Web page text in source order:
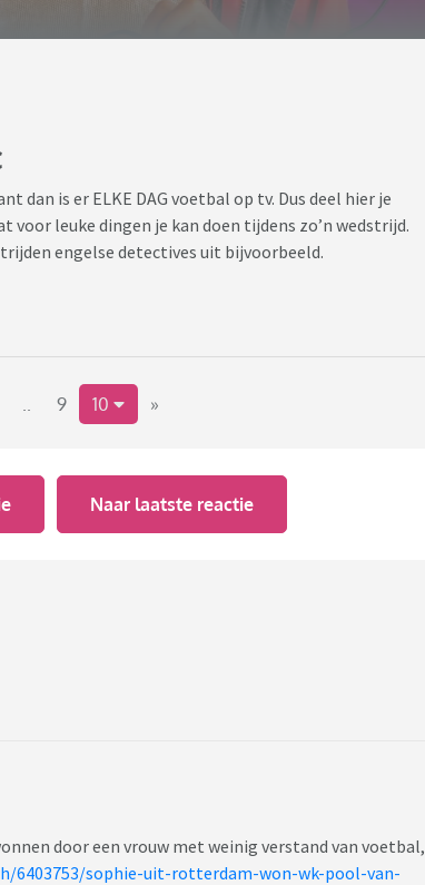
dan is er ELKE DAG voetbal op tv. Dus deel hier je
voor leuke dingen je kan doen tijdens zo’n wedstrijd.
engelse detectives uit bijvoorbeeld.
.. 9 10 »
Naar laatste reactie
door een vrouw met weinig verstand van voetbal,
6403753/sophie-uit-rotterdam-won-wk-pool-van-